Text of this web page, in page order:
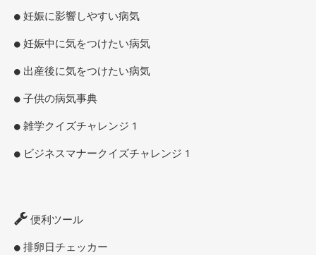
妊娠に影響しやすい病気
妊娠中に気をつけたい病気
出産後に気をつけたい病気
子供の病気事典
雑学クイズチャレンジ 1
ビジネスマナークイズチャレンジ 1
便利ツール
排卵日チェッカー